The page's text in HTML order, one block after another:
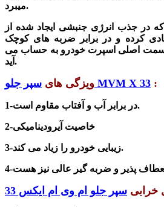
میبرد.
در جذب انرژی جنبشی ایجاد شده
از
کرده و در برابر ضربه های کوچک
اصلی اسپرت خودرو به حساب می
آید.
ویزگی های سپر جلو MVM X 33 :
1-در برابر آب و آفتاب مقاوم است.
2-خاصیت آیرودینامیکی
3-زیبایی خودرو را زیاد می کند.
خرابی سپر جلو ام وی ام ایکس 33